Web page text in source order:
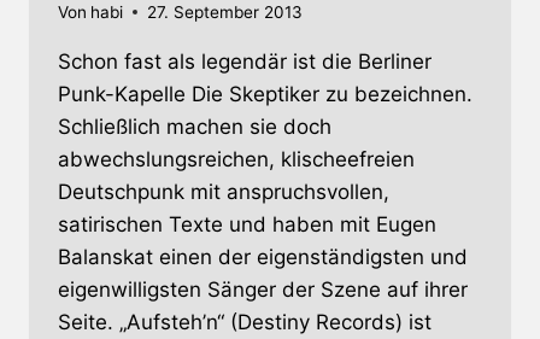
Von habi 27. September 2013
Schon fast als legendär ist die Berliner
Punk-Kapelle Die Skeptiker zu bezeichnen.
Schließlich machen sie doch
abwechslungsreichen, klischeefreien
Deutschpunk mit anspruchsvollen,
satirischen Texte und haben mit Eugen
Balanskat einen der eigenständigsten und
eigenwilligsten Sänger der Szene auf ihrer
Seite. „Aufsteh’n“ (Destiny Records) ist